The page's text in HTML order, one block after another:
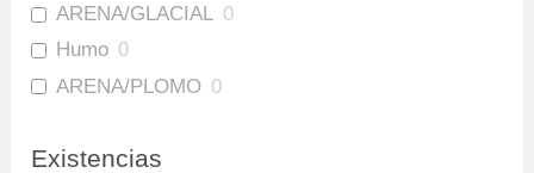
ARENA/GLACIAL 0
Humo 0
ARENA/PLOMO 0
Existencias